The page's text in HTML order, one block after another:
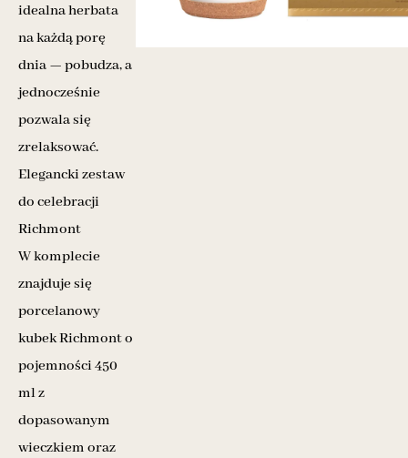
idealna herbata
na każdą porę
dnia — pobudza, a
jednocześnie
pozwala się
zrelaksować.
Elegancki zestaw
do celebracji
Richmont
W komplecie
znajduje się
porcelanowy
kubek Richmont o
pojemności 450
ml z
dopasowanym
wieczkiem oraz